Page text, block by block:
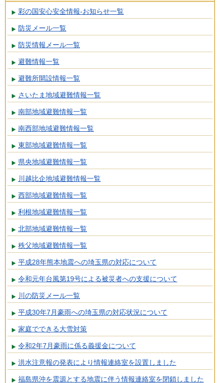
彩の国安心安全情報-お知らせ一覧
防災メール一覧
防災情報メール一覧
避難情報一覧
避難所開設情報一覧
さいたま地域避難情報一覧
南部地域避難情報一覧
南西部地域避難情報一覧
東部地域避難情報一覧
県央地域避難情報一覧
川越比企地域避難情報一覧
西部地域避難情報一覧
利根地域避難情報一覧
北部地域避難情報一覧
秩父地域避難情報一覧
平成28年熊本地震への埼玉県の対応について
令和元年台風第19号による被災者への支援について
川の防災メール一覧
平成30年7月豪雨への埼玉県の対応状況について
家庭でできる大雪対策
令和2年7月豪雨に係る義援金について
洪水注意報の発表により情報連絡室を設置しました
福島県沖を震源とする地震に伴う情報連絡室を閉鎖しました